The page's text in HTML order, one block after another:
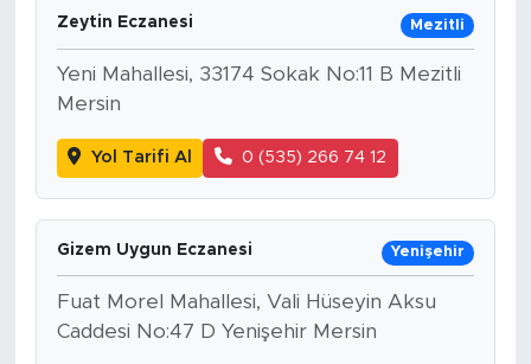
Zeytin Eczanesi Mezitli
Yeni Mahallesi, 33174 Sokak No:11 B Mezitli
Mersin
Yol Tarifi Al 0 (535) 266 74 12
Gizem Uygun Eczanesi Yenişehir
Fuat Morel Mahallesi, Vali Hüseyin Aksu
Caddesi No:47 D Yenişehir Mersin